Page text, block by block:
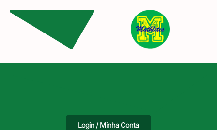
Login / Minha Conta